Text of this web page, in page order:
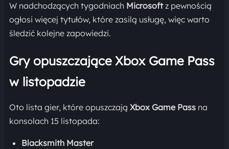
W nadchodzących tygodniach Microsoftz pewnością
ogłosi więcej tytułów, które zasilą usługę, więc warto
śledzić kolejne zapowiedzi.
Gry opuszczające Xbox Game Pass
w listopadzie
Oto lista gier, które opuszczają Xbox Game Passna
konsolach 15 listopada:
Blacksmith Master